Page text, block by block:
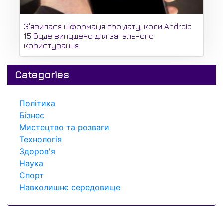
З'явилася інформація про дату, коли Android
15 буде випущено для загального
користування.
Categories
Політика
Бізнес
Мистецтво та розваги
Технологія
Здоров'я
Наука
Спорт
Навколишнє середовище